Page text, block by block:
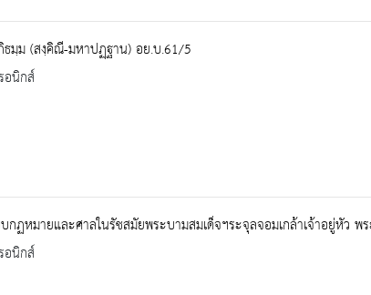
มฺม (สงฺคิณี-มหาปฏฺฐาน) อย.บ.61/5
อนิกส์
กฏหมายและศาลในรัชสมัยพระบามสมเด็จฯระจุลจอมเกล้าเจ้าอยู่หัว พ
อนิกส์